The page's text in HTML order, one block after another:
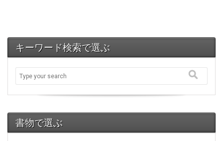
キーワード検索で選ぶ
書物で選ぶ